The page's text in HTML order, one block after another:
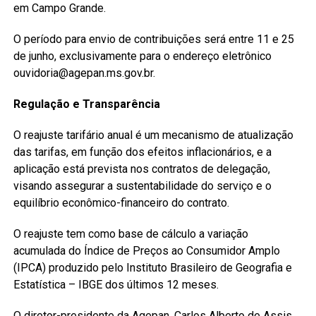
em Campo Grande.
O período para envio de contribuições será entre 11 e 25
de junho, exclusivamente para o endereço eletrônico
ouvidoria@agepan.ms.gov.br.
Regulação e Transparência
O reajuste tarifário anual é um mecanismo de atualização
das tarifas, em função dos efeitos inflacionários, e a
aplicação está prevista nos contratos de delegação,
visando assegurar a sustentabilidade do serviço e o
equilíbrio econômico-financeiro do contrato.
O reajuste tem como base de cálculo a variação
acumulada do Índice de Preços ao Consumidor Amplo
(IPCA) produzido pelo Instituto Brasileiro de Geografia e
Estatística – IBGE dos últimos 12 meses.